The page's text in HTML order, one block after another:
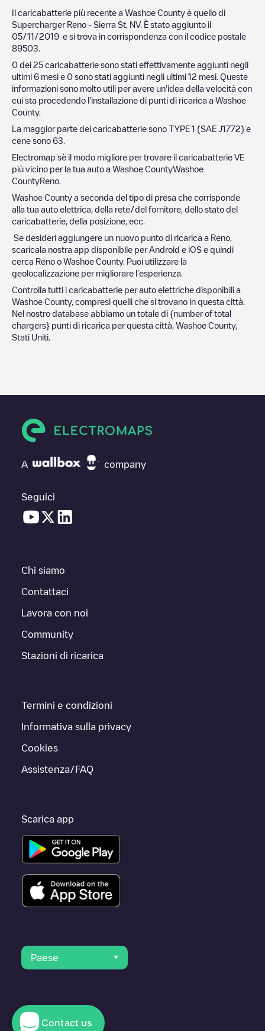
Il caricabatterie più recente a Washoe County è quello di
Supercharger Reno - Sierra St, NV. È stato aggiunto il
05/11/2019 e si trova in corrispondenza con il codice postale
89503
0 dei 25 caricabatterie sono stati effettivamente aggiunti negli
ultimi 6 mesi e 0 sono stati aggiunti negli ultimi 12 mesi. Queste
informazioni sono molto utili per avere un'idea della velocità con
cui sta procedendo l'installazione di punti di ricarica a Washoe
County.
La maggior parte dei caricabatterie sono TYPE 1 (SAE J1772) e
cene sono 63
Electromap sè il modo migliore per trovare il caricabatterie VE
più vicino per la tua auto a Washoe CountyWashoe
CountyReno
Washoe County a seconda del tipo di presa che corrisponde
alla tua auto elettrica, della rete/del fornitore, dello stato del
caricabatterie, della posizione, ecc.
Se desideri aggiungere un nuovo punto di ricarica a Reno
scaricala nostra app disponibile per Android e iOS e quindi
cerca Reno o Washoe County. Puoi utilizzare la
geolocalizzazione per migliorare l'esperienza.
Controlla tutti i caricabatterie per auto elettriche disponibili a
Washoe County, compresi quelli che si trovano in questa città.
Nel nostro database abbiamo un totale di {number of total
chargers} punti di ricarica per questa città, Washoe County,
Stati Uniti
A company
Seguici
Chi siamo
Contattaci
Lavora con noi
Community
Stazioni di ricarica
Termini e condizioni
Informativa sulla privacy
Cookies
Assistenza/FAQ
Scarica app
Paese
© 2023 Electromaps
Contact us